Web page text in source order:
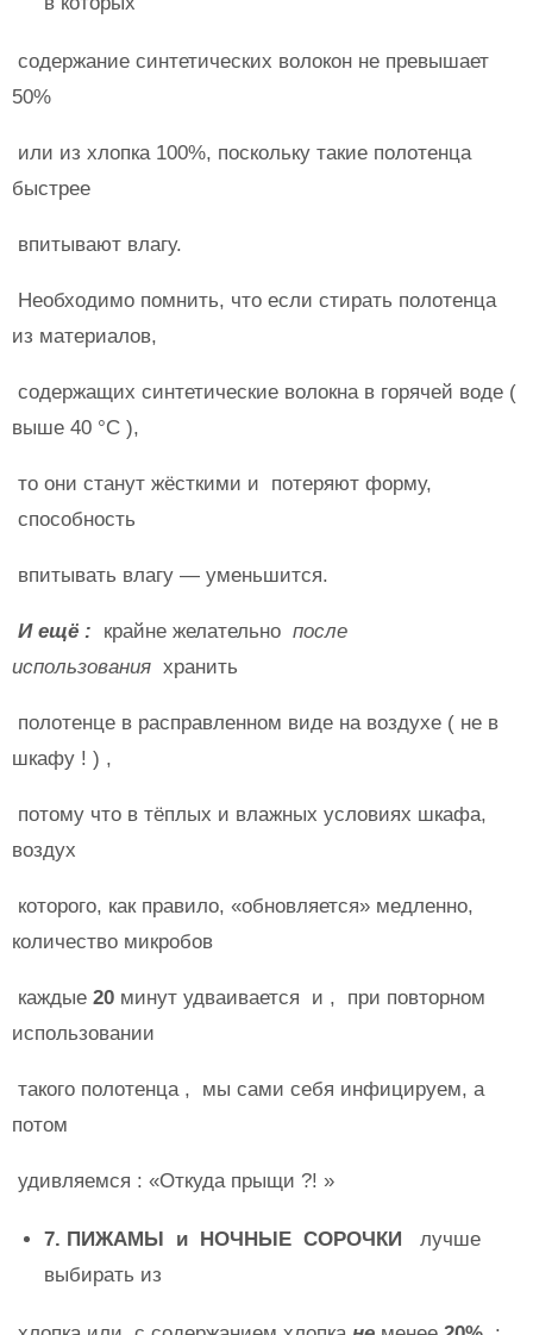
содержание синтетических волокон не превышает
50%
или из хлопка 100%, поскольку такие полотенца
быстрее
впитывают влагу.
Необходимо помнить, что если стирать полотенца
из материалов,
содержащих синтетические волокна в горячей воде (
выше 40 °C ),
то они станут жёсткими и потеряют форму,
способность
впитывать влагу — уменьшится.
И ещё : крайне желательно после
использования хранить
полотенце в расправленном виде на воздухе ( не в
шкафу ! ) ,
потому что в тёплых и влажных условиях шкафа,
воздух
которого, как правило, «обновляется» медленно,
количество микробов
каждые 20 минут удваивается и , при повторном
использовании
такого полотенца , мы сами себя инфицируем, а
потом
удивляемся : «Откуда прыщи ?! »
7. ПИЖАМЫ и НОЧНЫЕ СОРОЧКИ
лучше
выбирать из